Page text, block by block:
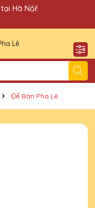
Thảo xin chào Quý
Hà Nội!
Để Bàn Pha Lê